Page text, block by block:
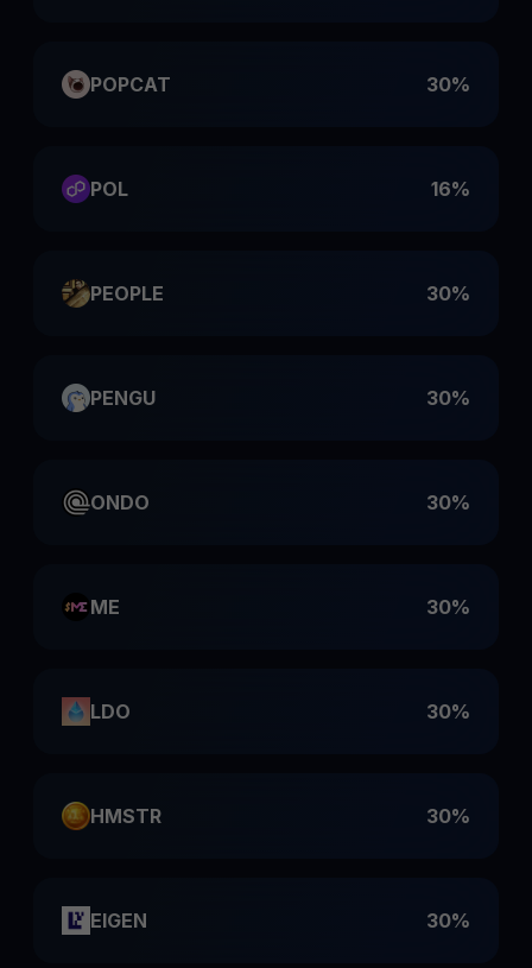
POPCAT 30%
POL 16%
PEOPLE 30%
PENGU 30%
ONDO 30%
ME 30%
LDO 30%
HMSTR 30%
EIGEN 30%